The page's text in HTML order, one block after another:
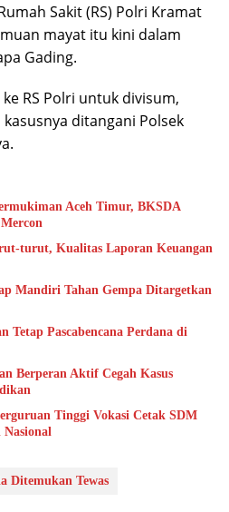
Sakit (RS) Polri Kramat
mayat itu kini dalam
Gading.
RS Polri untuk divisum,
ditangani Polsek
Aceh Timur, BKSDA
turut, Kualitas Laporan Keuangan
Mandiri Tahan Gempa Ditargetkan
Tetap Pascabencana Perdana di
Berperan Aktif Cegah Kasus
Tinggi Vokasi Cetak SDM
Ditemukan Tewas